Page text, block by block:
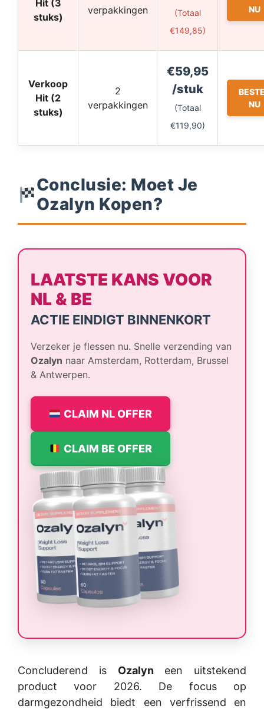
Hit (3
stuks)
verpakkingen
(Totaal
€149,85)
NU
Verkoop
Hit (2
stuks)
2
verpakkingen
€59,95
/stuk
(Totaal
€119,90)
NU
Conclusie: Moet Je
Ozalyn Kopen?
LAATSTE KANS VOOR
NL & BE
ACTIE EINDIGT BINNENKORT
Verzeker je flessen nu. Snelle verzending van
Ozalyn naar Amsterdam, Rotterdam, Brussel
& Antwerpen.
CLAIM NL OFFER
CLAIM BE OFFER
Concluderend is Ozalyneen uitstekend
product voor 2026. De focus op
darmgezondheid biedt een verfrissend en